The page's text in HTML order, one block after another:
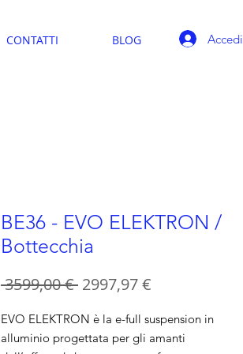
CONTATTI BLOG Accedi
BE36 - EVO ELEKTRON /
Bottecchia
3599,00 € Prezzo
2997,97 €
EVO ELEKTRON è la e-full suspension in
alluminio progettata per gli amanti